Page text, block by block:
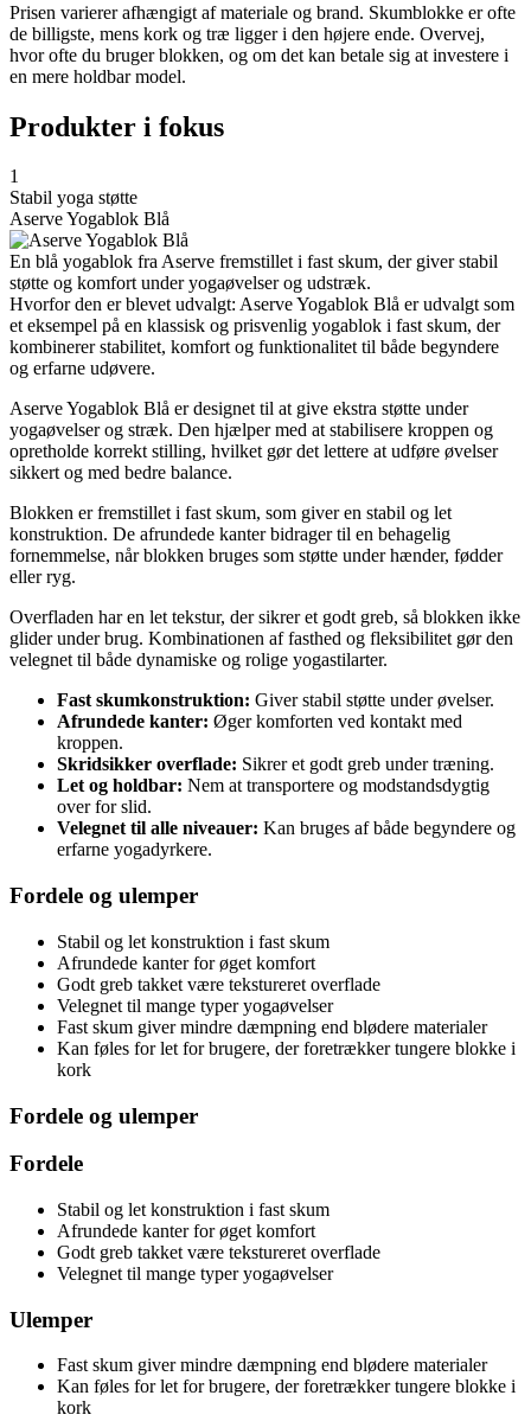
Prisen varierer afhængigt af materiale og brand. Skumblokke er ofte
de billigste, mens kork og træ ligger i den højere ende. Overvej,
hvor ofte du bruger blokken, og om det kan betale sig at investere i
en mere holdbar model.
Produkter i fokus
1
Stabil yoga støtte
Aserve Yogablok Blå
En blå yogablok fra Aserve fremstillet i fast skum, der giver stabil
støtte og komfort under yogaøvelser og udstræk.
Hvorfor den er blevet udvalgt: Aserve Yogablok Blå er udvalgt som
et eksempel på en klassisk og prisvenlig yogablok i fast skum, der
kombinerer stabilitet, komfort og funktionalitet til både begyndere
og erfarne udøvere.
Aserve Yogablok Blå er designet til at give ekstra støtte under
yogaøvelser og stræk. Den hjælper med at stabilisere kroppen og
opretholde korrekt stilling, hvilket gør det lettere at udføre øvelser
sikkert og med bedre balance.
Blokken er fremstillet i fast skum, som giver en stabil og let
konstruktion. De afrundede kanter bidrager til en behagelig
fornemmelse, når blokken bruges som støtte under hænder, fødder
eller ryg.
Overfladen har en let tekstur, der sikrer et godt greb, så blokken ikke
glider under brug. Kombinationen af fasthed og fleksibilitet gør den
velegnet til både dynamiske og rolige yogastilarter.
Fast skumkonstruktion: Giver stabil støtte under øvelser.
Afrundede kanter: Øger komforten ved kontakt med
kroppen.
Skridsikker overflade: Sikrer et godt greb under træning.
Let og holdbar: Nem at transportere og modstandsdygtig
over for slid.
Velegnet til alle niveauer: Kan bruges af både begyndere og
erfarne yogadyrkere.
Fordele og ulemper
Stabil og let konstruktion i fast skum
Afrundede kanter for øget komfort
Godt greb takket være tekstureret overflade
Velegnet til mange typer yogaøvelser
Fast skum giver mindre dæmpning end blødere materialer
Kan føles for let for brugere, der foretrækker tungere blokke i
kork
Fordele og ulemper
Fordele
Stabil og let konstruktion i fast skum
Afrundede kanter for øget komfort
Godt greb takket være tekstureret overflade
Velegnet til mange typer yogaøvelser
Ulemper
Fast skum giver mindre dæmpning end blødere materialer
Kan føles for let for brugere, der foretrækker tungere blokke i
kork